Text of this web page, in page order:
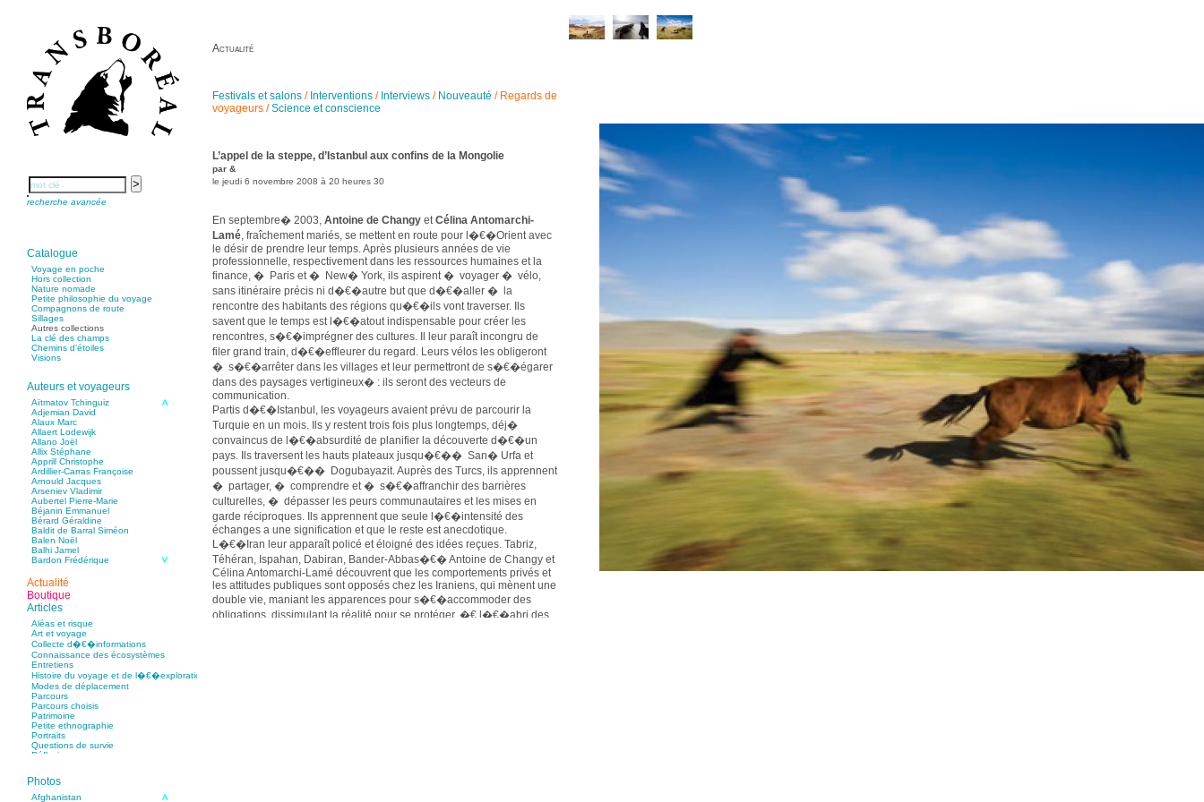
recherche avancée
Catalogue
Voyage en poche
Hors collection
Nature nomade
Petite philosophie du voyage
Compagnons de route
Sillages
Autres collections
La clé des champs
Chemins d’étoiles
Visions
Auteurs et voyageurs
Aïtmatov Tchinguiz
Adjemian David
Alaux Marc
Allaert Lodewijk
Allano Joël
Allix Stéphane
Apprill Christophe
Ardillier-Carras Françoise
Arnould Jacques
Arseniev Vladimir
Aubertel Pierre-Marie
Béjanin Emmanuel
Bérard Géraldine
Baldit de Barral Siméon
Balen Noël
Balhi Jamel
Bardon Frédérique
Bastide Fabien
Baudin Julie
Baujard Jacques
Bazin Sylvain
Bellanger Marc
Bellec Hervé
Belleville Régis
Benestar Géraldine
Benoist Yann
Bertrand Jordane
Bertrandy Antoine
Bezsonov Youri
Bideau Michel-Cosme
Billard Yannick
Blanchet Anne-Lise
Bluntzer Christophe
Bobin Mathieu
Boch Anne-Laure
Boch Julie
Boillot Henri
Bonnem Éric
Boudart Jean-Louis
Actualité
Boutique
Articles
Aléas et risque
Art et voyage
Collecte d�€�informations
Connaissance des écosystèmes
Entretiens
Histoire du voyage et de l�€�exploration
Modes de déplacement
Parcours
Parcours choisis
Patrimoine
Petite ethnographie
Portraits
Questions de survie
Réflexions
Photos
Afghanistan
Actualité
Festivals et salons / Interventions / Interviews / Nouveauté / Regards de
voyageurs /Science et conscience
L’appel de la steppe, d’Istanbul aux confins de la Mongolie
par &
le jeudi 6 novembre 2008 à 20 heures 30
En septembre� 2003, Antoine de Changy etCélina Antomarchi-
Lamé, fraîchement mariés, se mettent en route pour l�€�Orient avec
le désir de prendre leur temps. Après plusieurs années de vie
professionnelle, respectivement dans les ressources humaines et la
finance, � Paris et � New� York, ils aspirent � voyager � vélo,
sans itinéraire précis ni d�€�autre but que d�€�aller � la
rencontre des habitants des régions qu�€�ils vont traverser. Ils
savent que le temps est l�€�atout indispensable pour créer les
rencontres, s�€�imprégner des cultures. Il leur paraît incongru de
filer grand train, d�€�effleurer du regard. Leurs vélos les obligeront
� s�€�arrêter dans les villages et leur permettront de s�€�égarer
dans des paysages vertigineux� : ils seront des vecteurs de
communication.
Partis d�€�Istanbul, les voyageurs avaient prévu de parcourir la
Turquie en un mois. Ils y restent trois fois plus longtemps, déj�
convaincus de l�€�absurdité de planifier la découverte d�€�un
pays. Ils traversent les hauts plateaux jusqu�€�� San� Urfa et
poussent jusqu�€�� Dogubayazit. Auprès des Turcs, ils apprennent
� partager, � comprendre et � s�€�affranchir des barrières
culturelles, � dépasser les peurs communautaires et les mises en
garde réciproques. Ils apprennent que seule l�€�intensité des
échanges a une signification et que le reste est anecdotique.
L�€�Iran leur apparaît policé et éloigné des idées reçues. Tabriz,
Téhéran, Ispahan, Dabiran, Bander-Abbas�€� Antoine de Changy et
Célina Antomarchi-Lamé découvrent que les comportements privés et
les attitudes publiques sont opposés chez les Iraniens, qui mènent une
double vie, maniant les apparences pour s�€�accommoder des
obligations, dissimulant la réalité pour se protéger. �€ l�€�abri des